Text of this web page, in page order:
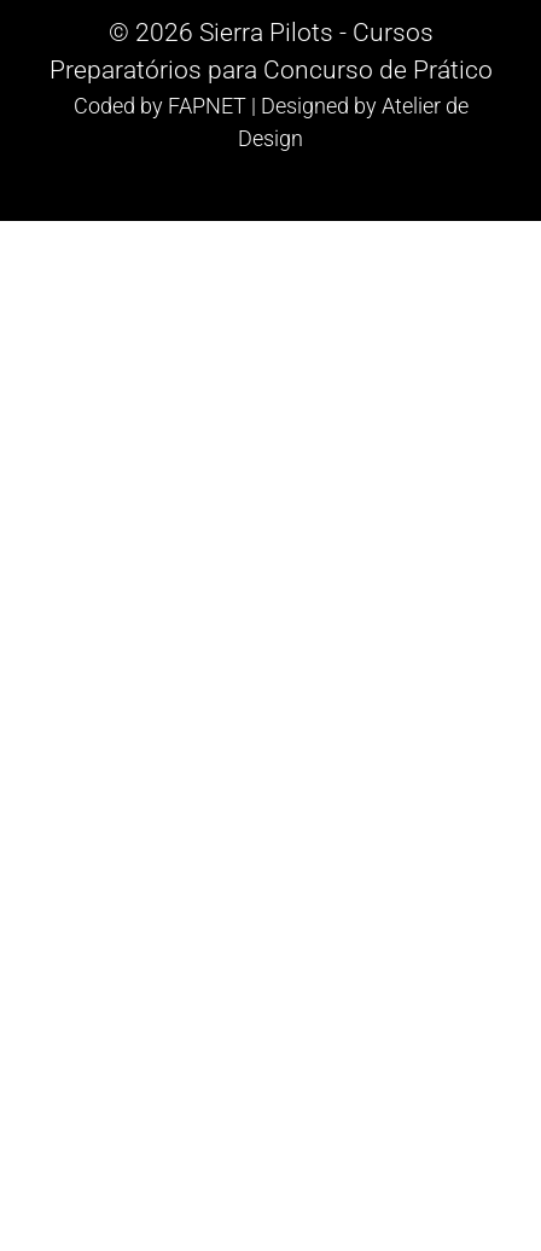
© 2026 Sierra Pilots - Cursos
Preparatórios para Concurso de Prático
Coded by FAPNET| Designed byAtelier de
Design